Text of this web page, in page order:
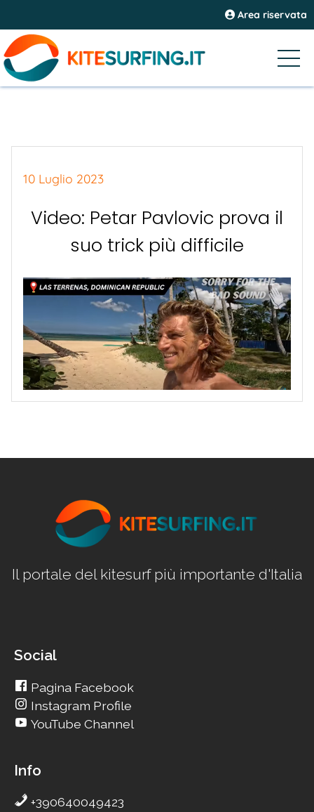
Area riservata
10 Luglio 2023
Video: Petar Pavlovic prova il
suo trick più difficile
Il portale del kitesurf più importante d'Italia
Social
Pagina Facebook
Instagram Profile
YouTube Channel
Info
+390640049423